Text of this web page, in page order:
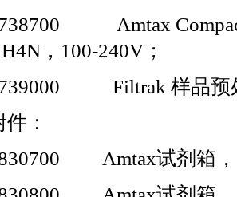
Amtax Compact
， 100-240V；
Filtrak 样品预
件：
Amtax试剂箱，